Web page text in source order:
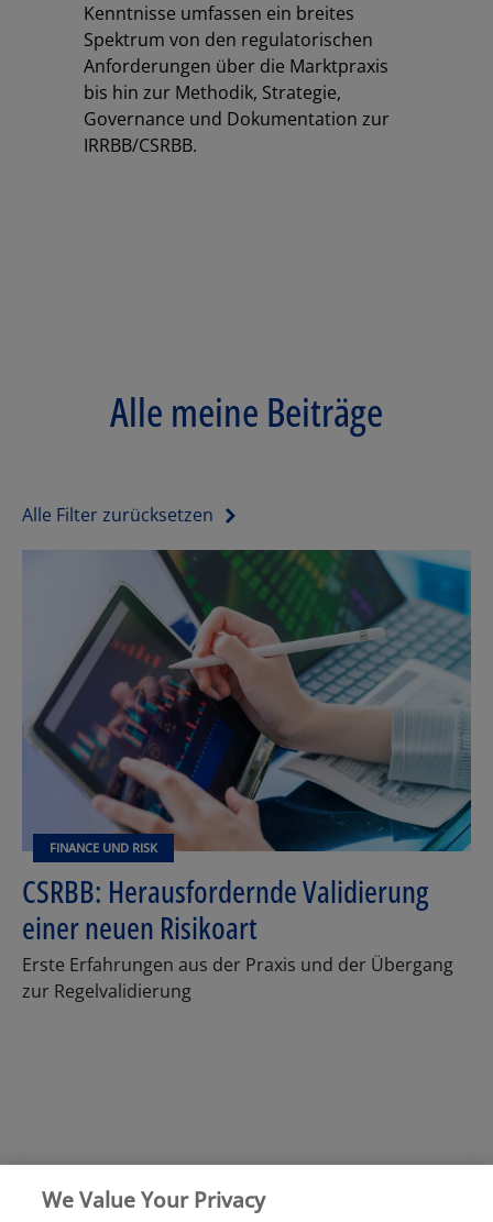
Kenntnisse umfassen ein breites
Spektrum von den regulatorischen
Anforderungen über die Marktpraxis
bis hin zur Methodik, Strategie,
Governance und Dokumentation zur
IRRBB/CSRBB.
Alle meine Beiträge
Alle Filter zurücksetzen
FINANCE UND RISK
CSRBB: Herausfordernde Validierung
einer neuen Risikoart
Erste Erfahrungen aus der Praxis und der Übergang
zur Regelvalidierung
We Value Your Privacy